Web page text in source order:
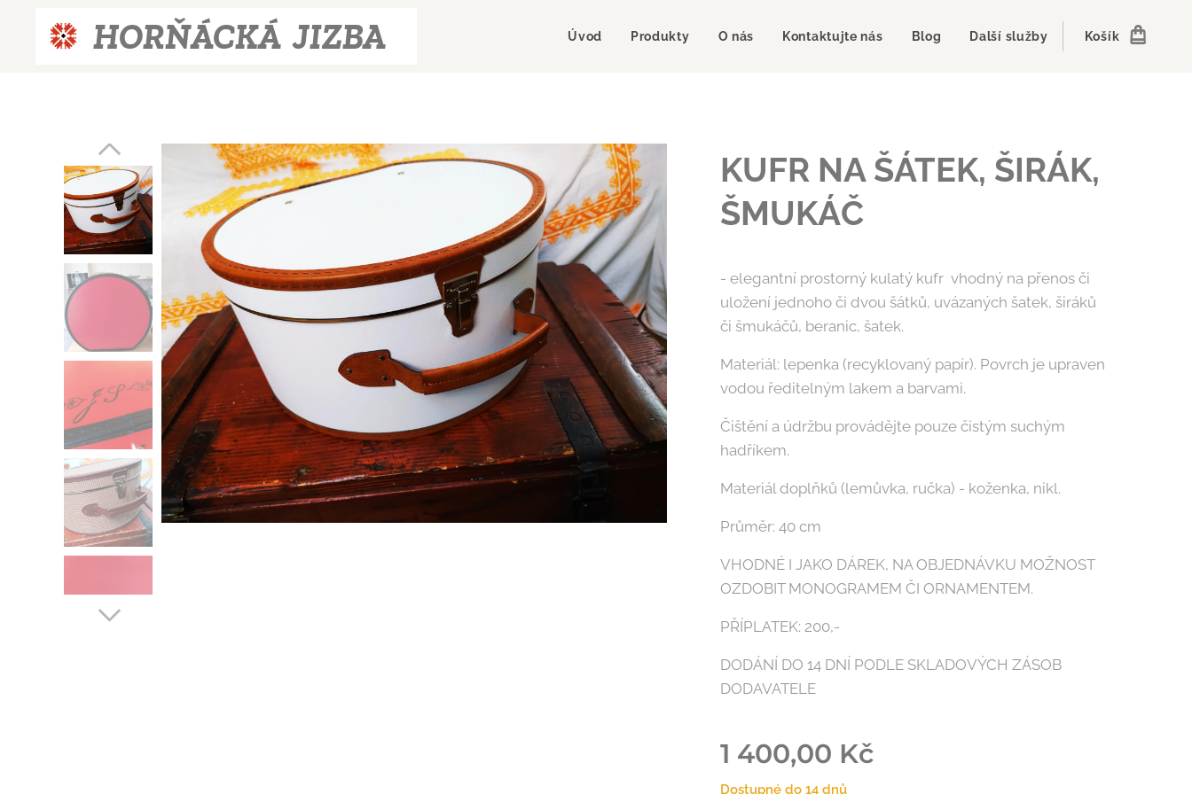
HORŇÁCKÁ JIZBA
Úvod Produkty O nás Kontaktujte nás Blog Další služby Košík
KUFR NA ŠÁTEK, ŠIRÁK,
ŠMUKÁČ
- elegantní prostorný kulatý kufr vhodný na přenos či
uložení jednoho či dvou šátků, uvázaných šatek, širáků
či šmukáčů, beranic, šatek.
Materiál: lepenka (recyklovaný papír). Povrch je upraven
vodou ředitelným lakem a barvami.
Čištění a údržbu provádějte pouze čistým suchým
hadříkem.
Materiál doplňků (lemůvka, ručka) - koženka, nikl.
Průměr: 40 cm
VHODNÉ I JAKO DÁREK, NA OBJEDNÁVKU MOŽNOST
OZDOBIT MONOGRAMEM ČI ORNAMENTEM.
PŘÍPLATEK: 200,-
DODÁNÍ DO 14 DNÍ PODLE SKLADOVÝCH ZÁSOB
DODAVATELE
1 400,00 Kč
Dostupné do 14 dnů